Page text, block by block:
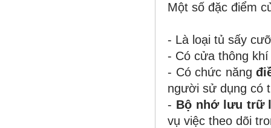
Một số đặc điểm
- Là loại tủ sấy
- Có cửa thông
- Có chức năng
người sử dụng có
- Bộ nhớ lưu trữ
vụ việc theo dõi